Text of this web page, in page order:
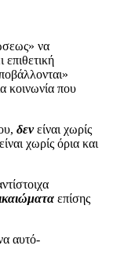
να
κοινωνία που
δενείναι χωρίς
χωρίς όρια και
επίσης
αυτό-